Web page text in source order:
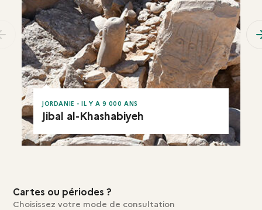
previous
Jibal al-Khashabiyeh
JORDANIE - IL Y A 9 000 ANS
EN RÉSUMÉ
Cartes ou périodes ?
Choisissez votre mode de consultation